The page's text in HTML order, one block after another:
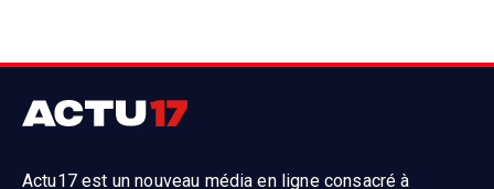
Actu17 est un nouveau média en ligne consacré à